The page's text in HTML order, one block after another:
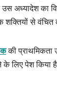
उस अध्यादेश का
से वंचित
की प्राथमिकता
के लिए पेश किया